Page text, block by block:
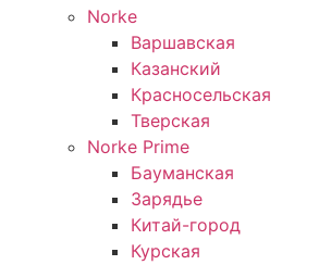
Norke
Варшавская
Казанский
Красносельская
Тверская
Norke Prime
Бауманская
Зарядье
Китай-город
Курская